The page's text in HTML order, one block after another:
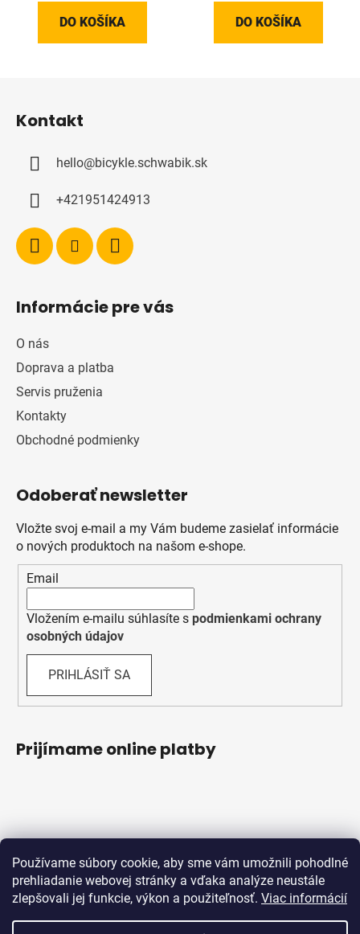
Používame súbory cookie, aby sme vám umožnili pohodlné
prehliadanie webovej stránky a vďaka analýze neustále
zlepšovali jej funkcie, výkon a použiteľnosť. Viac informácií
DO KOŠÍKA DO KOŠÍKA
Kontakt
hello@bicykle.schwabik.sk
+421951424913
Informácie pre vás
O nás
Doprava a platba
Servis pruženia
Kontakty
Obchodné podmienky
Odoberať newsletter
Vložte svoj e-mail a my Vám budeme zasielať informácie
o nových produktoch na našom e-shope.
Email
Vložením e-mailu súhlasíte s podmienkami ochrany
osobných údajov
PRIHLÁSIŤ SA
Prijímame online platby
Obchodné podmienky
Ochrana osobných údajov